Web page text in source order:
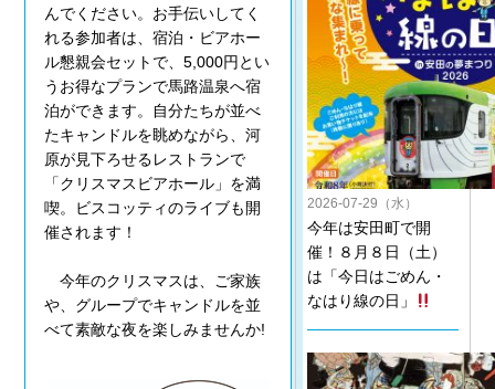
んでください。お手伝いしてく
れる参加者は、宿泊・ビアホー
ル懇親会セットで、5,000円とい
うお得なプランで馬路温泉へ宿
泊ができます。自分たちが並べ
たキャンドルを眺めながら、河
原が見下ろせるレストランで
「クリスマスビアホール」を満
喫。ビスコッティのライブも開
催されます！
今年のクリスマスは、ご家族
や、グループでキャンドルを並
べて素敵な夜を楽しみませんか!
2026-07-29（水）
今年は安田町で開
催！８月８日（土）
は「今日はごめん・
なはり線の日」